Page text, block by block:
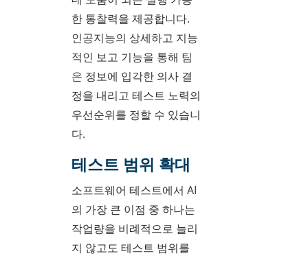
한 통찰력을 제공합니다.
인공지능의 상세하고 지능
적인 보고 기능을 통해 팀
은 정보에 입각한 의사 결
정을 내리고 테스트 노력의
우선순위를 정할 수 있습니
다.
테스트 범위 확대
소프트웨어 테스트에서 AI
의 가장 큰 이점 중 하나는
작업량을 비례적으로 늘리
지 않고도 테스트 범위를